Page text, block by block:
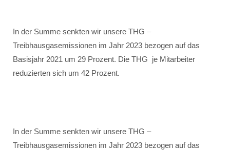
In der Summe senkten wir unsere THG –
Treibhausgasemissionen im Jahr 2023 bezogen auf das
Basisjahr 2021 um 29 Prozent. Die THG je Mitarbeiter
reduzierten sich um 42 Prozent.
In der Summe senkten wir unsere THG –
Treibhausgasemissionen im Jahr 2023 bezogen auf das